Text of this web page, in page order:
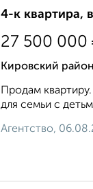
4-к квартира,
27 500 000
Кировский
Продам
для семьи с
Агентство,